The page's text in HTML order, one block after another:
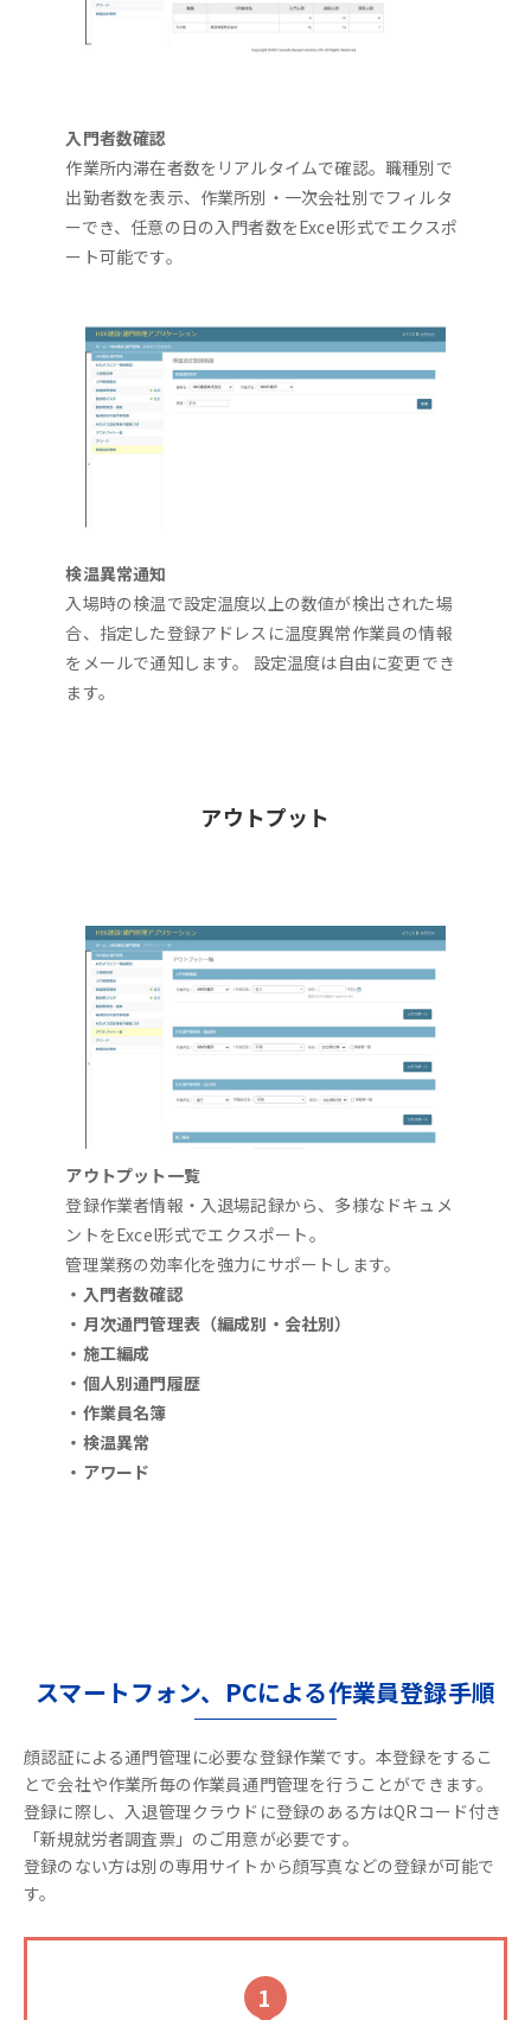
入門者数確認
作業所内滞在者数をリアルタイムで確認。職種別で
出勤者数を表示、作業所別・一次会社別でフィルタ
ーでき、任意の日の入門者数をExcel形式でエクスポ
ート可能です。
検温異常通知
入場時の検温で設定温度以上の数値が検出された場
合、指定した登録アドレスに温度異常作業員の情報
をメールで通知します。 設定温度は自由に変更でき
ます。
アウトプット
アウトプット一覧
登録作業者情報・入退場記録から、多様なドキュメ
ントをExcel形式でエクスポート。
管理業務の効率化を強力にサポートします。
・入門者数確認
・月次通門管理表（編成別・会社別）
・施工編成
・個人別通門履歴
・作業員名簿
・検温異常
・アワード
スマートフォン、PCによる作業員登録手順
顔認証による通門管理に必要な登録作業です。本登録をするこ
とで会社や作業所毎の作業員通門管理を行うことができます。
登録に際し、入退管理クラウドに登録のある方はQRコード付き
「新規就労者調査票」のご用意が必要です。
登録のない方は別の専用サイトから顔写真などの登録が可能で
す。
1